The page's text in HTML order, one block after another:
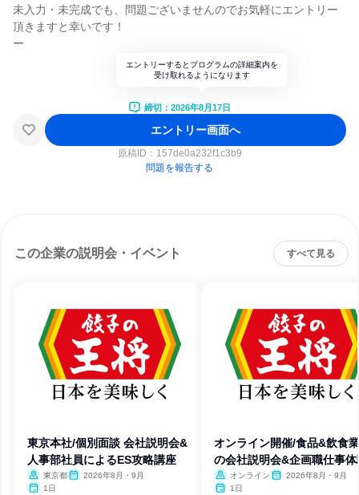
未入力・未完成でも、問題ございませんのでお気軽にエントリー
頂きますと幸いです！
ー
エントリーするとプログラムの詳細案内を
受け取れるようになります
締切：2026年8月17日
エントリー画面へ
原稿ID： 157de0a232f1c3b9
問題を報告する
この企業の説明会・イベント すべて見る
東京本社/個別面談 会社説明会&
人事部社員によるES攻略講座
東京都
2026年8月・9月
1日
オンライン開催/食品&飲食
の会社説明会&企画職仕事体
オンライン
2026年8月・9月
1日